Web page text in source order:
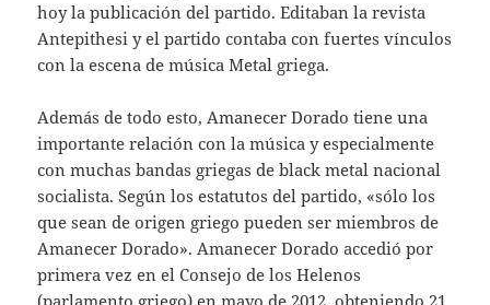
hoy la publicación del partido. Editaban la revista
Antepithesi y el partido contaba con fuertes vínculos
con la escena de música Metal griega.
Además de todo esto, Amanecer Dorado tiene una
importante relación con la música y especialmente
con muchas bandas griegas de black metal nacional
socialista. Según los estatutos del partido, «sólo los
que sean de origen griego pueden ser miembros de
Amanecer Dorado». Amanecer Dorado accedió por
primera vez en el Consejo de los Helenos